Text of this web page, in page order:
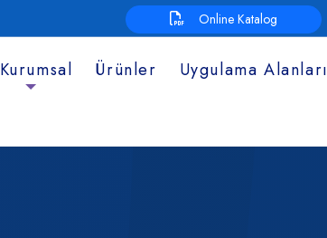
Online Katalog
Kurumsal Ürünler Uygulama Alanları